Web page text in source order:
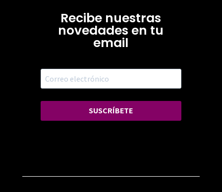
Recibe nuestras
novedades en tu
email
SUSCRÍBETE